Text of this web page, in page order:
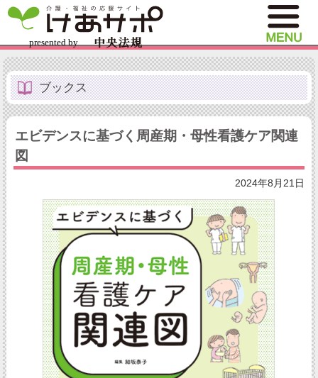
ブックス
エビデンスに基づく周産期・母性看護ケア関連
図
2024年8月21日